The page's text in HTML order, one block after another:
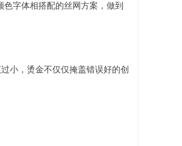
字体相搭配的丝网方案，做到
小，烫金不仅仅掩盖错误好的创